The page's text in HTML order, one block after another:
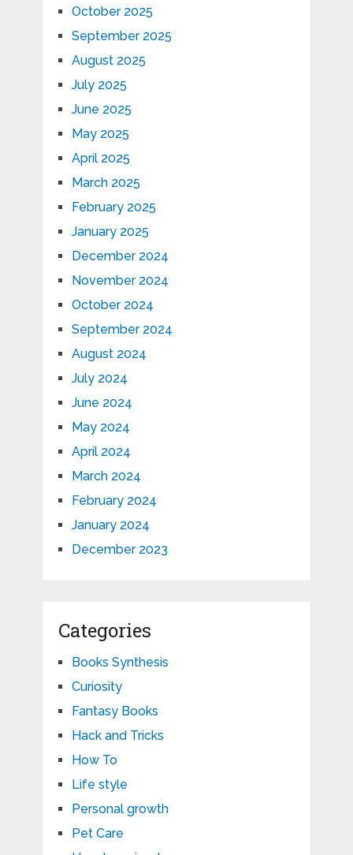
October 2025
September 2025
August 2025
July 2025
June 2025
May 2025
April 2025
March 2025
February 2025
January 2025
December 2024
November 2024
October 2024
September 2024
August 2024
July 2024
June 2024
May 2024
April 2024
March 2024
February 2024
January 2024
December 2023
Categories
Books Synthesis
Curiosity
Fantasy Books
Hack and Tricks
How To
Life style
Personal growth
Pet Care